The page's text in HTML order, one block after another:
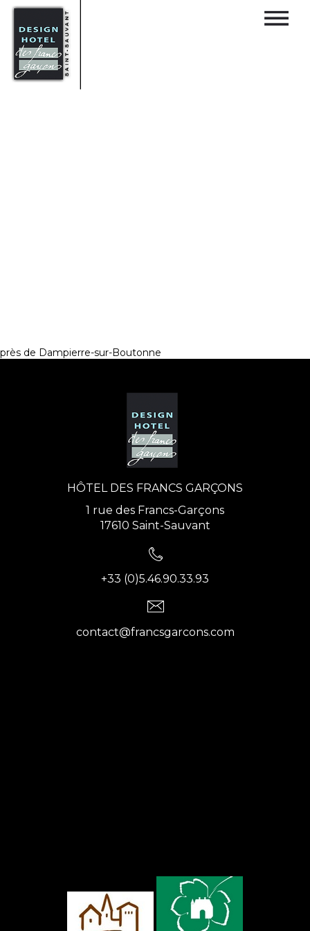
près de Dampierre-sur-Boutonne
HÔTEL DES FRANCS GARÇONS
1 rue des Francs-Garçons
17610 Saint-Sauvant
+33 (0)5.46.90.33.93
contact@francsgarcons.com